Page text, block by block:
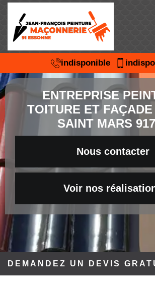
indisponible
ENTREPRISE
TOITURE ET
SAINT MARS
Nous contacter
Voir nos
DEMANDEZ UN DEVIS